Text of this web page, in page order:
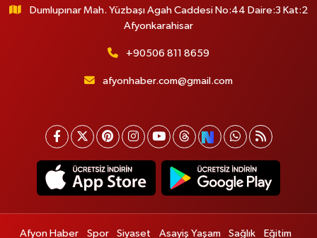
Dumlupınar Mah. Yüzbaşı Agah Caddesi No:44 Daire:3 Kat:2
Afyonkarahisar
+90506 811 8659
afyonhaber.com@gmail.com
Afyon Haber Spor Siyaset Asayiş Yaşam Sağlık Eğitim